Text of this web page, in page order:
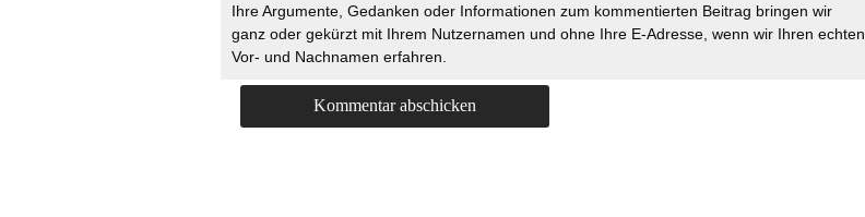
Ihre Argumente, Gedanken oder Informationen zum kommentierten Beitrag bringen wir
ganz oder gekürzt mit Ihrem Nutzernamen und ohne Ihre E-Adresse, wenn wir Ihren echten
Vor- und Nachnamen erfahren.